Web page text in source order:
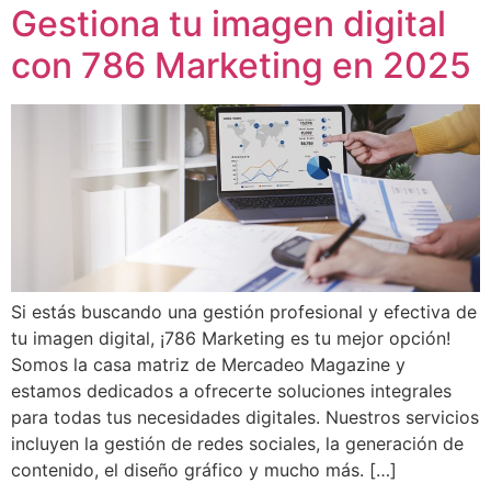
Gestiona tu imagen digital
con 786 Marketing en 2025
Si estás buscando una gestión profesional y efectiva de
tu imagen digital, ¡786 Marketing es tu mejor opción!
Somos la casa matriz de Mercadeo Magazine y
estamos dedicados a ofrecerte soluciones integrales
para todas tus necesidades digitales. Nuestros servicios
incluyen la gestión de redes sociales, la generación de
contenido, el diseño gráfico y mucho más. […]